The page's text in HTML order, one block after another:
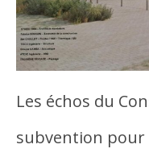
Les échos du
subvention pour